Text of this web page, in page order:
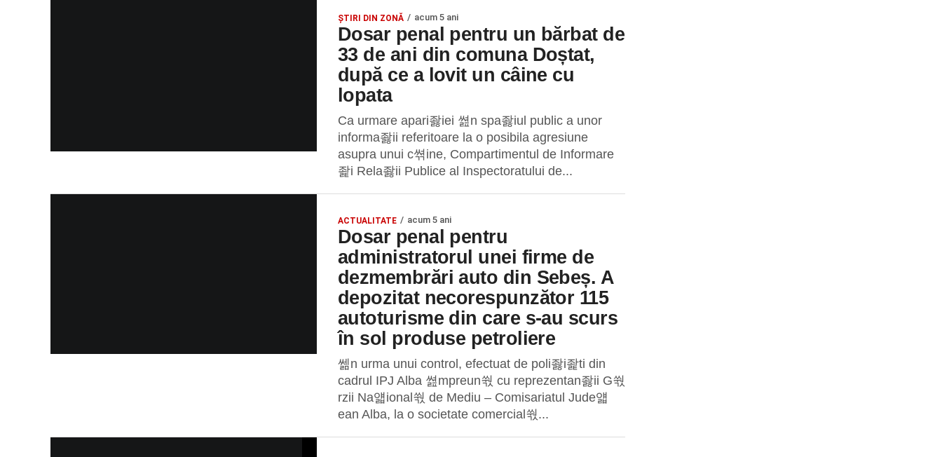
ȘTIRI DIN ZONĂ acum 5 ani
Dosar penal pentru un bărbat de
33 de ani din comuna Doștat,
după ce a lovit un câine cu
lopata
Ca urmare apari좛iei 쎮n spa좛iul public a unor
informa좛ii referitoare la o posibila agresiune
asupra unui c쎢ine, Compartimentul de Informare
좙i Rela좛ii Publice al Inspectoratului de...
ACTUALITATE acum 5 ani
Dosar penal pentru
administratorul unei firme de
dezmembrări auto din Sebeș. A
depozitat necorespunzător 115
autoturisme din care s-au scurs
în sol produse petroliere
쎎n urma unui control, efectuat de poli좛i좙ti din
cadrul IPJ Alba 쎮mpreun쒃 cu reprezentan좛ii G쒃
rzii Na얣ional쒃 de Mediu – Comisariatul Jude얣
ean Alba, la o societate comercial쒃...